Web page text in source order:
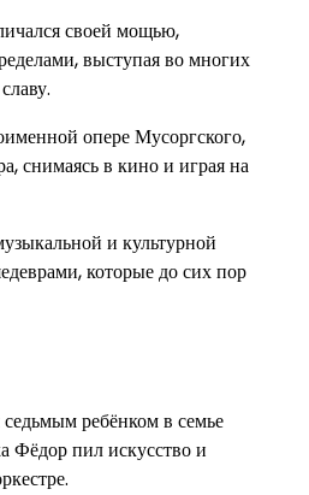
своей мощью,
выступая во многих
опере Мусоргского,
снимаясь в кино и играя на
и культурной
которые до сих пор
ребёнком в семье
Фёдор пил искусство и